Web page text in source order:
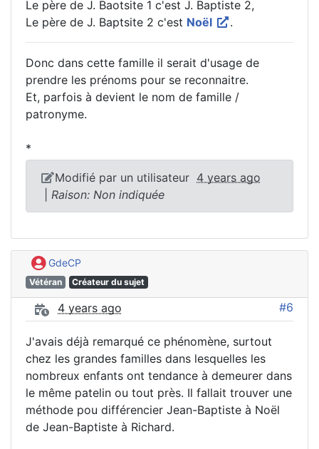
Le père de J. Baotsite 1 c'est J. Baptiste 2,
Le père de J. Baptsite 2 c'est Noël .
Donc dans cette famille il serait d'usage de
prendre les prénoms pour se reconnaitre.
Et, parfois à devient le nom de famille /
patronyme.
*
Modifié par un utilisateur 4 years ago
Raison: Non indiquée
GdeCP
Vétéran Créateur du sujet
4 years ago #6
J'avais déjà remarqué ce phénomène, surtout
chez les grandes familles dans lesquelles les
nombreux enfants ont tendance à demeurer dans
le même patelin ou tout près. Il fallait trouver une
méthode pou différencier Jean-Baptiste à Noël
de Jean-Baptiste à Richard.